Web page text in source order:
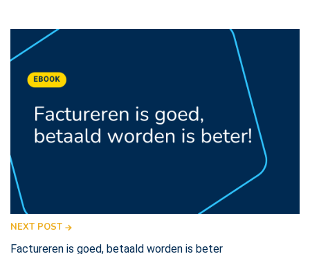
NEXT POST
Factureren is goed, betaald worden is beter